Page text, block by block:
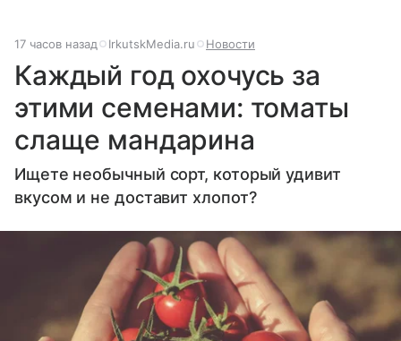
17 часов назад IrkutskMedia.ru Новости
Каждый год охочусь за
этими семенами: томаты
слаще мандарина
Ищете необычный сорт, который удивит
вкусом и не доставит хлопот?